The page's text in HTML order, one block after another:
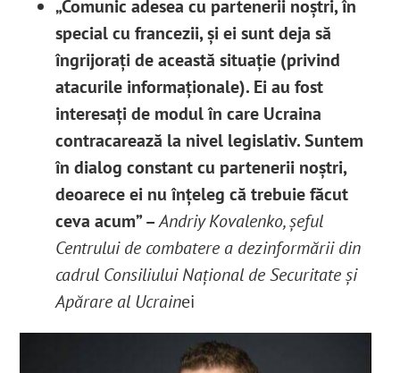
„Comunic adesea cu partenerii noștri, în
special cu francezii, și ei sunt deja să
îngrijorați de această situație (privind
atacurile informaționale). Ei au fost
interesați de modul în care Ucraina
contracarează la nivel legislativ. Suntem
în dialog constant cu partenerii noștri,
deoarece ei nu înțeleg că trebuie făcut
ceva acum” –Andriy Kovalenko, șeful
Centrului de combatere a dezinformării din
cadrul Consiliului Național de Securitate și
Apărare al Ucrainei